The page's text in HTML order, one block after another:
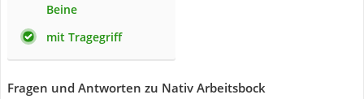
Beine
mit Tragegriff
Fragen und Antworten zu Nativ Arbeitsbock